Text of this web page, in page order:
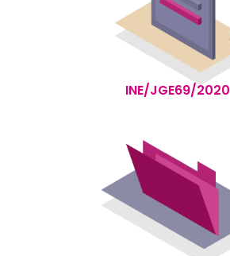
INE/JGE69/2020